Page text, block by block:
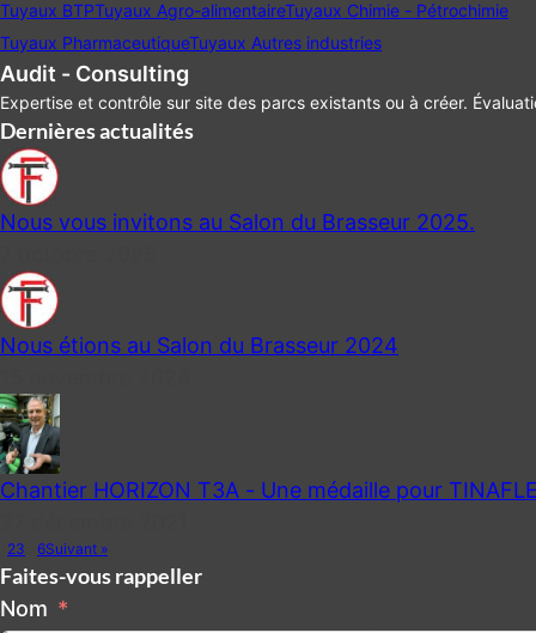
Tuyaux BTPTuyaux Agro-alimentaireTuyaux Chimie - Pétrochimie
Tuyaux PharmaceutiqueTuyaux Autres industries
Audit - Consulting
Expertise et contrôle sur site des parcs existants ou à créer.
Dernières actualités
Nous vous invitons au Salon du Brasseur 2025.
Nous étions au Salon du Brasseur 2024
Chantier HORIZON T3A - Une médaille pour
23 6Suivant »
Faites-vous rappeller
Nom